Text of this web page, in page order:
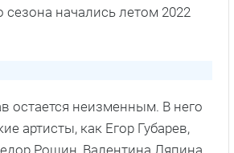
Ткачука и Александры
как «ПНХ», «Квнщики»,